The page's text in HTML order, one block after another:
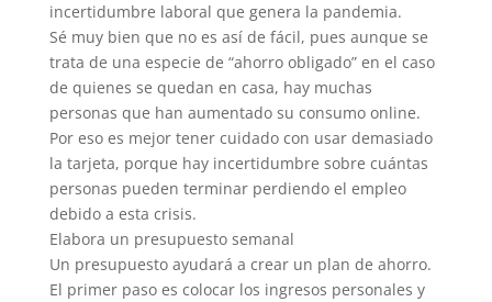
incertidumbre laboral que genera la pandemia.
Sé muy bien que no es así de fácil, pues aunque se
trata de una especie de “ahorro obligado” en el caso
de quienes se quedan en casa, hay muchas
personas que han aumentado su consumo online.
Por eso es mejor tener cuidado con usar demasiado
la tarjeta, porque hay incertidumbre sobre cuántas
personas pueden terminar perdiendo el empleo
debido a esta crisis.
Elabora un presupuesto semanal
Un presupuesto ayudará a crear un plan de ahorro.
El primer paso es colocar los ingresos personales y